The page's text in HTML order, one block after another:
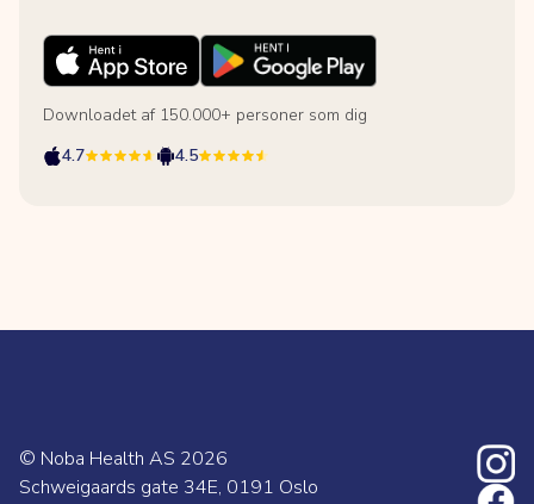
Downloadet af 150.000+ personer som dig
4.7
4.5
© Noba Health AS 2026
Schweigaards gate 34E, 0191 Oslo